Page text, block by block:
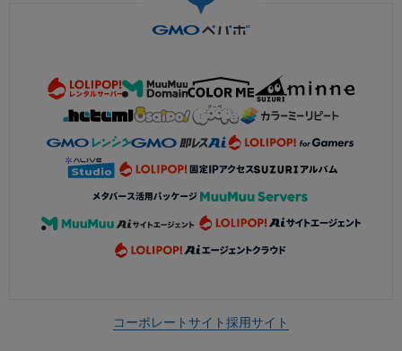
コーポレートサイト採用サイト